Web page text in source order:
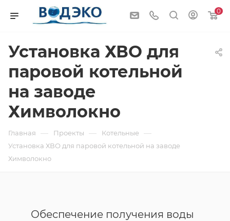
0
Установка ХВО для
паровой котельной
на заводе
Химволокно
Главная — Проекты — Котельные —
Установка ХВО для паровой котельной на заводе
Химволокно
Обеспечение получения воды